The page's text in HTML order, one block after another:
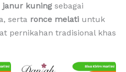
janur kuning sebagai
serta ronce melati untuk
pernikahan tradisional khas